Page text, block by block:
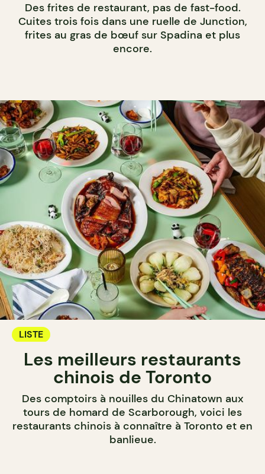
Des frites de restaurant, pas de fast-food.
Cuites trois fois dans une ruelle de Junction,
frites au gras de bœuf sur Spadina et plus
encore.
LISTE
Les meilleurs restaurants
chinois de Toronto
Des comptoirs à nouilles du Chinatown aux
tours de homard de Scarborough, voici les
restaurants chinois à connaître à Toronto et en
banlieue.